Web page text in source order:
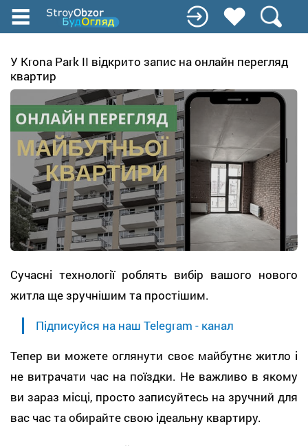
Перейти
до
вмісту
У Krona Park II відкрито запис на онлайн перегляд
квартир
Сучасні технології роблять вибір вашого нового
житла ще зручнішим та простішим.
Підписуйся на наш Telegram - канал
Тепер ви можете оглянути своє майбутнє житло і
не витрачати час на поїздки. Не важливо в якому
ви зараз місці, просто записуйтесь на зручний для
вас час та обирайте свою ідеальну квартиру.